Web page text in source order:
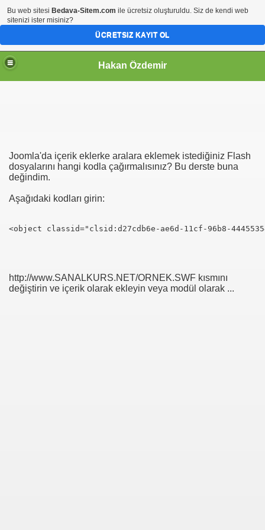
Hakan Özdemir
Joomla'da içerik eklerke aralara eklemek istediğiniz Flash
dosyalarını hangi kodla çağırmalısınız? Bu derste buna
değindim.
Aşağıdaki kodları girin:
<object classid="clsid:d27cdb6e-ae6d-11cf-96b8-
http://www.SANALKURS.NET/ORNEK.SWF kısmını
değiştirin ve içerik olarak ekleyin veya modül olarak ...
Bu web sitesi Bedava-Sitem.com ile ücretsiz oluşturuldu. Siz de kendi web
sitenizi ister misiniz?
ÜCRETSIZ KAYIT OL